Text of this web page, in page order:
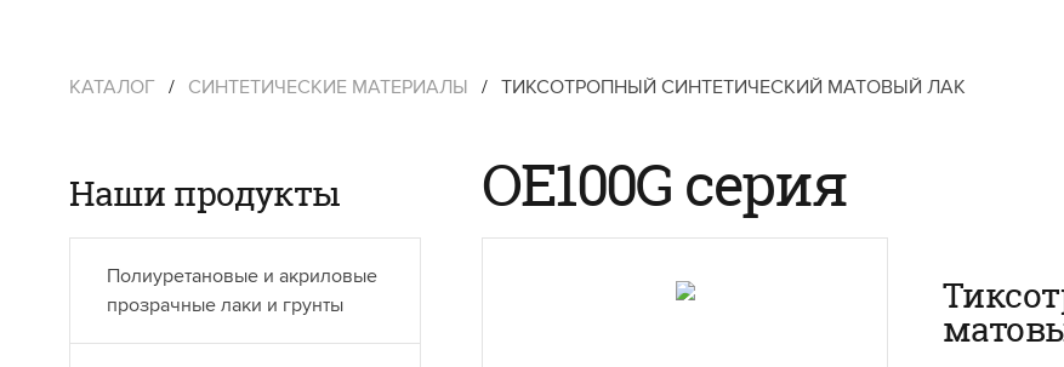
КАТАЛОГ / СИНТЕТИЧЕСКИЕ МАТЕРИАЛЫ / ТИКСОТРОПНЫЙ СИНТЕТИЧЕСКИЙ МАТОВЫЙ ЛАК
Наши продукты
Полиуретановые и акриловые
прозрачные лаки и грунты
OE100G серия